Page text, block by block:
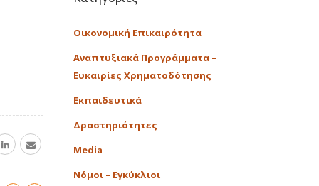
Οικονομική Επικαιρότητα
Αναπτυξιακά Προγράμματα –
Ευκαιρίες Χρηματοδότησης
Εκπαιδευτικά
Δραστηριότητες
Media
Νόμοι – Εγκύκλιοι